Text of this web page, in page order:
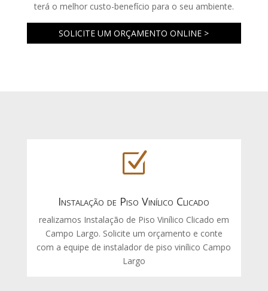
terá o melhor custo-benefício para o seu ambiente.
SOLICITE UM ORÇAMENTO ONLINE >
Z
Instalação de Piso Vinílico Clicado
realizamos Instalação de Piso Vinílico Clicado em
Campo Largo. Solicite um orçamento e conte
com a equipe de instalador de piso vinílico Campo
Largo